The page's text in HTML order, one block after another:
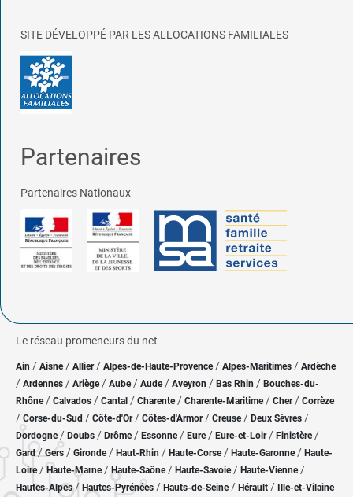
SITE DÉVELOPPÉ PAR LES ALLOCATIONS FAMILIALES
Partenaires
Partenaires Nationaux
Le réseau promeneurs du net
Ain / Aisne/ Allier/ Alpes-de-Haute-Provence / Alpes-Maritimes / Ardèche
/ Ardennes / Ariège/ Aube/ Aude / Aveyron / Bas Rhin / Bouches-du-
Rhône/ Calvados / Cantal / Charente / Charente-Maritime/ Cher / Corrèze
/ Corse-du-Sud / Côte-d'Or / Côtes-d'Armor/ Creuse/ Deux Sèvres /
Dordogne/ Doubs / Drôme/ Essonne / Eure/ Eure-et-Loir / Finistère/
Gard/Gers / Gironde/ Haut-Rhin / Haute-Corse/ Haute-Garonne/ Haute-
Loire/Haute-Marne/ Haute-Saône/ Haute-Savoie/ Haute-Vienne/
Hautes-Alpes/ Hautes-Pyrénées / Hauts-de-Seine/ Hérault / Ille-et-Vilaine